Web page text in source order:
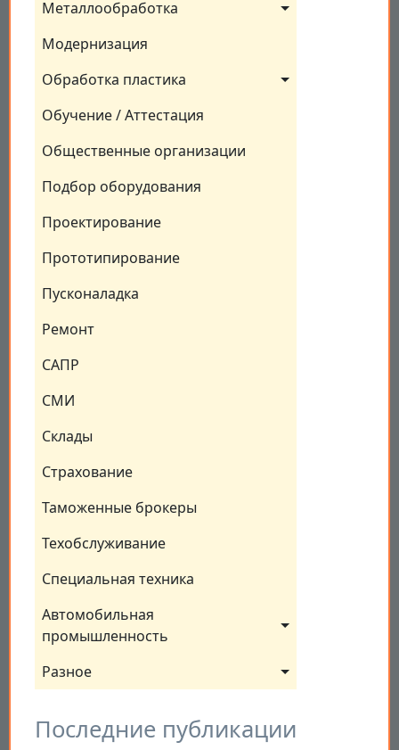
Металлообработка
Модернизация
Обработка пластика
Обучение / Аттестация
Общественные организации
Подбор оборудования
Проектирование
Прототипирование
Пусконаладка
Ремонт
САПР
СМИ
Склады
Страхование
Таможенные брокеры
Техобслуживание
Специальная техника
Автомобильная
промышленность
Разное
Последние публикации